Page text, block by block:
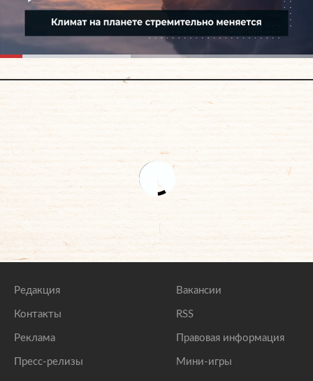
Редакция
Контакты
Реклама
Пресс-релизы
Вакансии
RSS
Правовая информация
Мини-игры